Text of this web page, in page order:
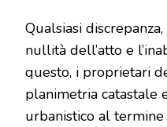
Qualsiasi
nullità dell’atto e
questo, i proprietari
planimetria catastale
urbanistico al